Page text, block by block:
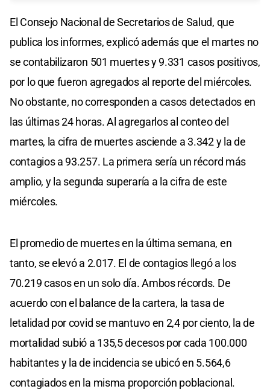
El Consejo Nacional de Secretarios de Salud, que
publica los informes, explicó además que el martes no
se contabilizaron 501 muertes y 9.331 casos positivos,
por lo que fueron agregados al reporte del miércoles.
No obstante, no corresponden a casos detectados en
las últimas 24 horas. Al agregarlos al conteo del
martes, la cifra de muertes asciende a 3.342 y la de
contagios a 93.257. La primera sería un récord más
amplio, y la segunda superaría a la cifra de este
miércoles.
El promedio de muertes en la última semana, en
tanto, se elevó a 2.017. El de contagios llegó a los
70.219 casos en un solo día. Ambos récords. De
acuerdo con el balance de la cartera, la tasa de
letalidad por covid se mantuvo en 2,4 por ciento, la de
mortalidad subió a 135,5 decesos por cada 100.000
habitantes y la de incidencia se ubicó en 5.564,6
contagiados en la misma proporción poblacional.